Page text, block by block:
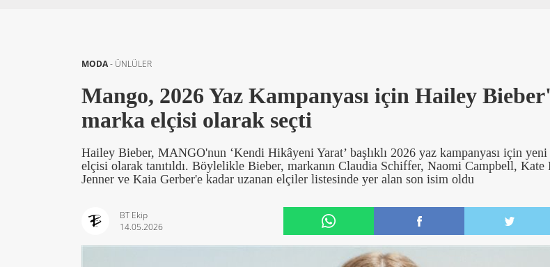
MODA- ÜNLÜLER
Mango, 2026 Yaz Kampanyası için Hailey
marka elçisi olarak seçti
Hailey Bieber, MANGO'nun ‘Kendi Hikâyeni Yarat’ başlıklı 2026 yaz kampanyası için
elçisi olarak tanıtıldı. Böylelikle Bieber, markanın Claudia Schiffer, Naomi Campbell,
Jenner ve Kaia Gerber'e kadar uzanan elçiler listesinde yer alan son isim oldu
BT Ekip
14.05.2026